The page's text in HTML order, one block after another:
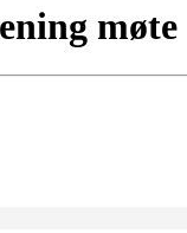
møte